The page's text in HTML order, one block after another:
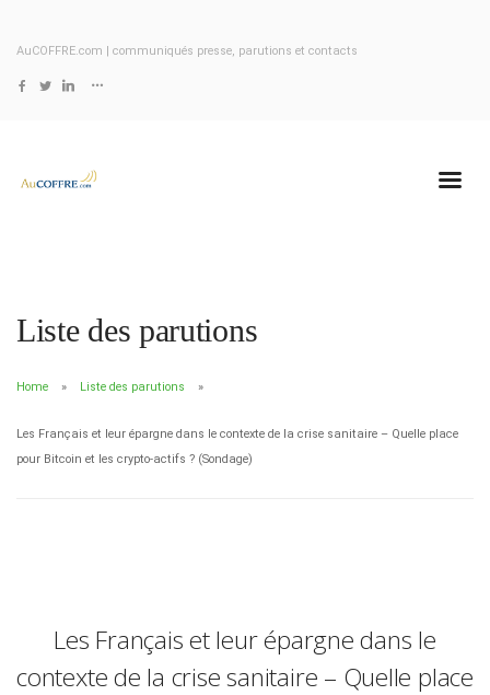
AuCOFFRE.com | communiqués presse, parutions et contacts
Liste des parutions
Home Liste des parutions
Les Français et leur épargne dans le contexte de la crise sanitaire – Quelle place
pour Bitcoin et les crypto-actifs ? (Sondage)
Les Français et leur épargne dans le
contexte de la crise sanitaire – Quelle place